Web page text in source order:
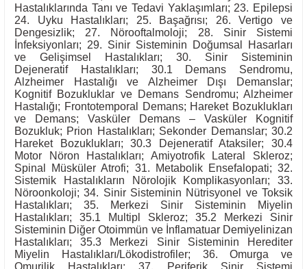
Hastalıklarında Tanı ve Tedavi Yaklaşımları; 23. Epilepsi
24. Uyku Hastalıkları; 25. Başağrısı; 26. Vertigo ve
Dengesizlik; 27. Nörooftalmoloji; 28. Sinir Sistemi
İnfeksiyonları; 29. Sinir Sisteminin Doğumsal Hasarları
ve Gelişimsel Hastalıkları; 30. Sinir Sisteminin
Dejeneratif Hastalıkları; 30.1 Demans Sendromu,
Alzheimer Hastalığı ve Alzheimer Dışı Demanslar;
Kognitif Bozukluklar ve Demans Sendromu; Alzheimer
Hastalığı; Frontotemporal Demans; Hareket Bozuklukları
ve Demans; Vasküler Demans – Vasküler Kognitif
Bozukluk; Prion Hastalıkları; Sekonder Demanslar; 30.2
Hareket Bozuklukları; 30.3 Dejeneratif Ataksiler; 30.4
Motor Nöron Hastalıkları; Amiyotrofik Lateral Skleroz;
Spinal Müsküler Atrofi; 31. Metabolik Ensefalopati; 32.
Sistemik Hastalıkların Nörolojik Komplikasyonları; 33.
Nöroonkoloji; 34. Sinir Sisteminin Nütrisyonel ve Toksik
Hastalıkları; 35. Merkezi Sinir Sisteminin Miyelin
Hastalıkları; 35.1 Multipl Skleroz; 35.2 Merkezi Sinir
Sisteminin Diğer Otoimmün ve İnflamatuar Demiyelinizan
Hastalıkları; 35.3 Merkezi Sinir Sisteminin Herediter
Miyelin Hastalıkları/Lökodistrofiler; 36. Omurga ve
Omurilik Hastalıkları; 37. Periferik Sinir Sistemi